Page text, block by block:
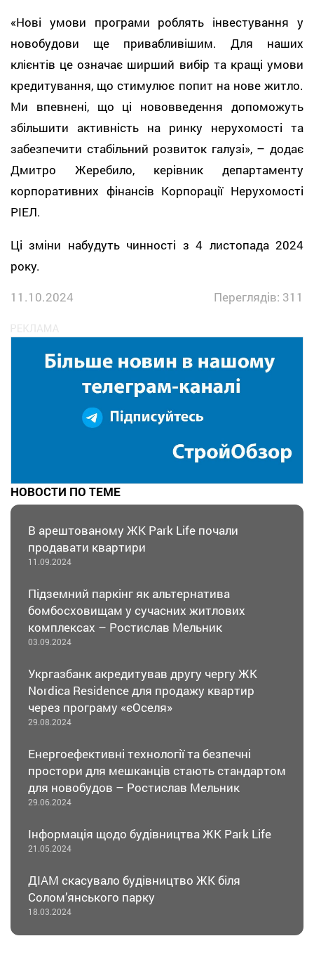
«Нові умови програми роблять інвестування у
новобудови ще привабливішим. Для наших
клієнтів це означає ширший вибір та кращі умови
кредитування, що стимулює попит на нове житло.
Ми впевнені, що ці нововведення допоможуть
збільшити активність на ринку нерухомості та
забезпечити стабільний розвиток галузі», – додає
Дмитро Жеребило, керівник департаменту
корпоративних фінансів Корпорації Нерухомості
РІЕЛ.
Ці зміни набудуть чинності з 4 листопада 2024
року.
11.10.2024
Переглядів: 311
НОВОСТИ ПО ТЕМЕ
В арештованому ЖК Park Life почали
продавати квартири
11.09.2024
Підземний паркінг як альтернатива
бомбосховищам у сучасних житлових
комплексах – Ростислав Мельник
03.09.2024
Укргазбанк акредитував другу чергу ЖК
Nordica Residence для продажу квартир
через програму «єОселя»
29.08.2024
Енергоефективні технології та безпечні
простори для мешканців стають стандартом
для новобудов – Ростислав Мельник
29.06.2024
Інформація щодо будівництва ЖК Park Life
21.05.2024
ДІАМ скасувало будівництво ЖК біля
Солом’янського парку
18.03.2024